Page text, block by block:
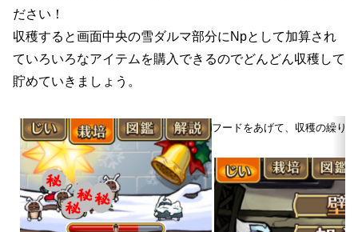
ださい！
収穫すると画面中央の雪ダルマ部分にNpとして加算され
ていろいろなアイテムを購入できるのでどんどん収穫して
貯めていきましょう。
フードをあげて、収穫の繰り